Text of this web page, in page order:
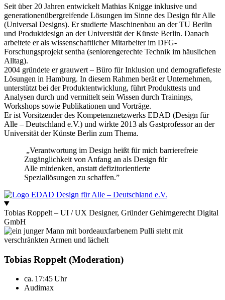
Seit über 20 Jahren entwickelt Mathias Knigge inklusive und
generationenübergreifende Lösungen im Sinne des Design für Alle
(Universal Designs). Er studierte Maschinenbau an der TU Berlin
und Produktdesign an der Universität der Künste Berlin. Danach
arbeitete er als wissenschaftlicher Mitarbeiter im DFG-
Forschungsprojekt sentha (seniorengerechte Technik im häuslichen
Alltag).
2004 gründete er grauwert – Büro für Inklusion und demografiefeste
Lösungen in Hamburg. In diesem Rahmen berät er Unternehmen,
unterstützt bei der Produktentwicklung, führt Produkttests und
Analysen durch und vermittelt sein Wissen durch Trainings,
Workshops sowie Publikationen und Vorträge.
Er ist Vorsitzender des Kompetenznetzwerks EDAD (Design für
Alle – Deutschland e.V.) und wirkte 2013 als Gastprofessor an der
Universität der Künste Berlin zum Thema.
„Verantwortung im Design heißt für mich barrierefreie
Zugänglichkeit von Anfang an als Design für
Alle mitdenken, anstatt defizitorientierte
Speziallösungen zu schaffen.”
Tobias Roppelt – UI / UX Designer, Gründer Gehirngerecht Digital
GmbH
Tobias Roppelt (Moderation)
ca. 17:45 Uhr
Audimax